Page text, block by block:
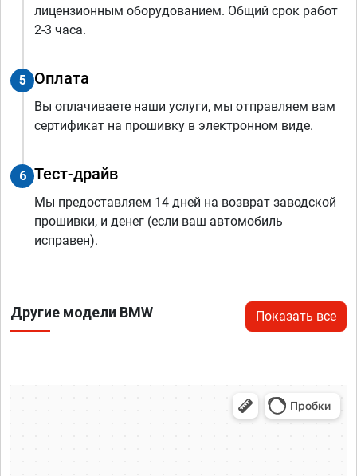
лицензионным оборудованием. Общий срок работ
2-3 часа.
5 Оплата
Вы оплачиваете наши услуги, мы отправляем вам
сертификат на прошивку в электронном виде.
6 Тест-драйв
Мы предоставляем 14 дней на возврат заводской
прошивки, и денег (если ваш автомобиль
исправен).
Другие модели BMW Показать все